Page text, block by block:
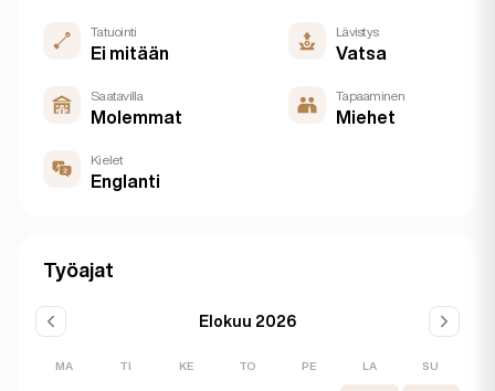
Tatuointi
Ei mitään
Lävistys
Vatsa
Saatavilla
Molemmat
Tapaaminen
Miehet
Kielet
Englanti
Työajat
Elokuu 2026
MA TI KE TO PE LA SU